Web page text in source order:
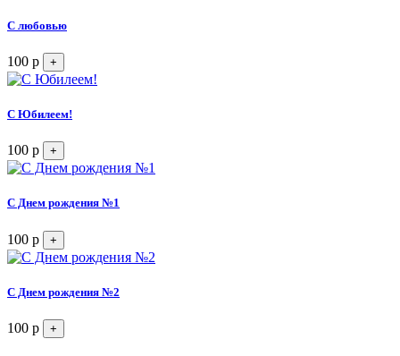
С любовью
100 р +
С Юбилеем!
100 р +
C Днем рождения №1
100 р +
С Днем рождения №2
100 р +